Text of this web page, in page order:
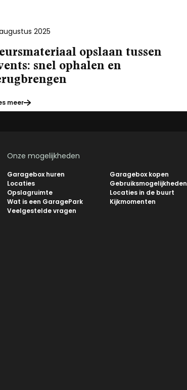
2025
opslaan tussen
snel ophalen en
meer
Onze mogelijkheden
Garagebox huren
Garagebox kopen
Locaties
Gebruiksmogelijkheden
Opslagruimte
Locaties in de buurt
Wat is een GaragePark
Kijkmomenten
Veelgestelde vragen